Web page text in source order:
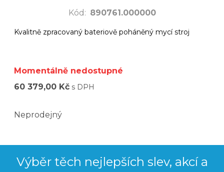
Kód : 890761.000000
Kvalitně zpracovaný bateriově poháněný mycí stroj
Momentálně nedostupné
60 379,00 Kč s DPH
Neprodejný
Výběr těch nejlepších slev, akcí a